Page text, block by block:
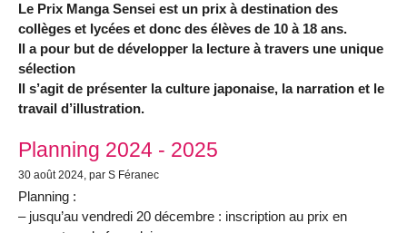
Le Prix Manga Sensei est un prix à destination des
collèges et lycées et donc des élèves de 10 à 18 ans.
Il a pour but de développer la lecture à travers une unique
sélection
Il s’agit de présenter la culture japonaise, la narration et le
travail d’illustration.
Articles les plus récents
Planning 2024 - 2025
30 août 2024 , par S Féranec
Planning :
– jusqu’au vendredi 20 décembre : inscription au prix en